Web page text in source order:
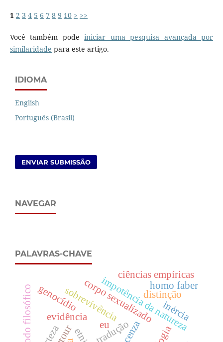
1 2 3 4 5 6 7 8 9 10 > >>
Você também podeiniciar uma pesquisa avançada por
similaridade para este artigo.
IDIOMA
English
Português (Brasil)
ENVIAR SUBMISSÃO
NAVEGAR
PALAVRAS-CHAVE
evidência impotência da natureza
ciências empíricas
corpo sexualizado
sobrevivência
genocídio
tradução
distinção
inércia
homo faber
eu